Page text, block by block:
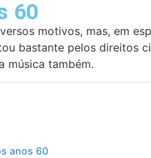
60
motivos, mas, em
bastante pelos direitos
música também.
anos 60